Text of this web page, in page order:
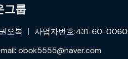
그룹
오복 ㅣ 사업자번호:431-60-
obok5555@naver.com